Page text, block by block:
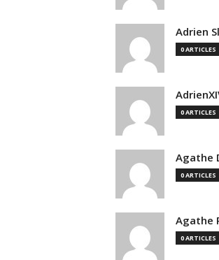
Adrien
0 ARTICLES
0 ARTICLES
Agathe
0 ARTICLES
Agathe
0 ARTICLES